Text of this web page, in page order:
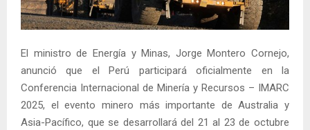
El ministro de Energía y Minas, Jorge Montero Cornejo,
anunció que el Perú participará oficialmente en la
Conferencia Internacional de Minería y Recursos – IMARC
2025, el evento minero más importante de Australia y
Asia-Pacífico, que se desarrollará del 21 al 23 de octubre